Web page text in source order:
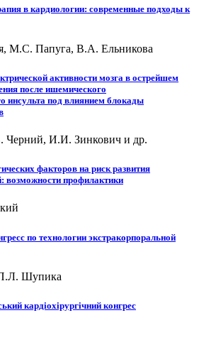
в кардиологии: современные подходы к
М.С. Папуга, В.А. Ельникова
активности мозга в острейшем
после ишемического
инсульта под влиянием блокады
И.И. Зинкович и др.
факторов на риск развития
возможности профилактики
по технологии экстракорпоральной
Шупика
кардіохірургічний конгрес